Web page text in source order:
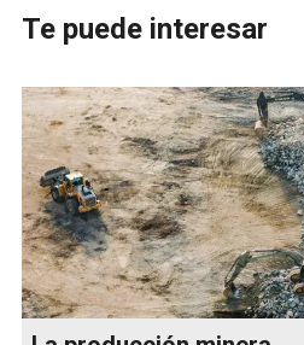
Te puede interesar